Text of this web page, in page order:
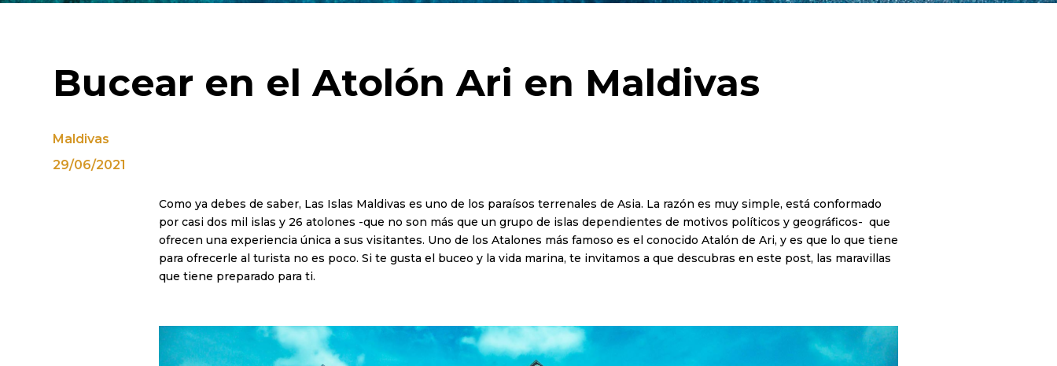
Bucear en el Atolón Ari en Maldivas
Maldivas
29/06/2021
Como ya debes de saber, Las Islas Maldivas es uno de los paraísos terrenales de Asia. La razón es muy simple, está conformado
por casi dos mil islas y 26 atolones -que no son más que un grupo de islas dependientes de motivos políticos y geográficos- que
ofrecen una experiencia única a sus visitantes. Uno de los Atalones más famoso es el conocido Atalón de Ari, y es que lo que tiene
para ofrecerle al turista no es poco. Si te gusta el buceo y la vida marina, te invitamos a que descubras en este post, las maravillas
que tiene preparado para ti.